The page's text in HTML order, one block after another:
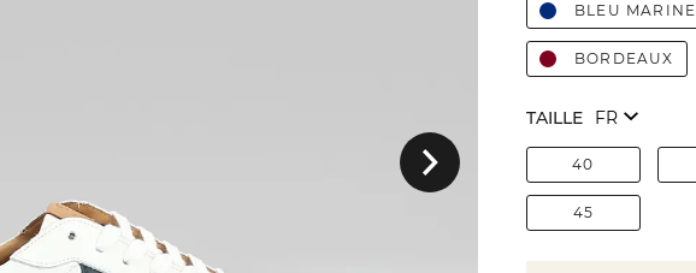
Suivant
BLEU MARINE
BORDEAUX
TAILLE
40
45